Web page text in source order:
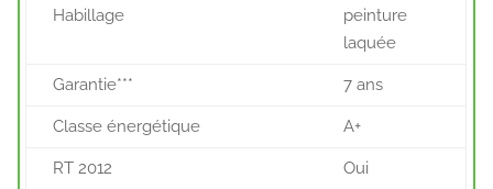
Habillage
peinture
laquée
Garantie*** 7 ans
Classe énergétique A+
RT 2012 Oui